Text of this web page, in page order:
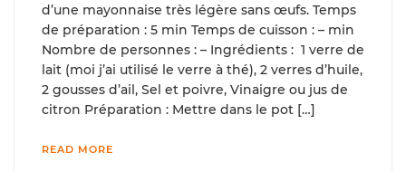
d’une mayonnaise très légère sans œufs. Temps
de préparation : 5 min Temps de cuisson : – min
Nombre de personnes : – Ingrédients : 1 verre de
lait (moi j’ai utilisé le verre à thé), 2 verres d’huile,
2 gousses d’ail, Sel et poivre, Vinaigre ou jus de
citron Préparation : Mettre dans le pot […]
READ MORE